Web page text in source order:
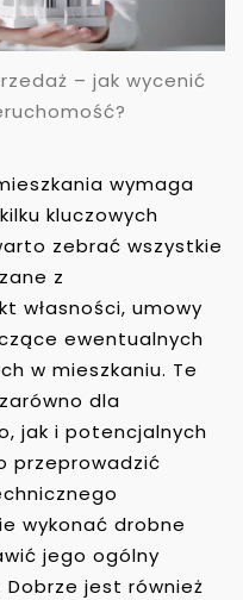
– jak wycenić
wymaga
kluczowych
zebrać wszystkie
z
własności, umowy
ewentualnych
w mieszkaniu. Te
dla
jak i potencjalnych
przeprowadzić
wykonać drobne
jego ogólny
jest również